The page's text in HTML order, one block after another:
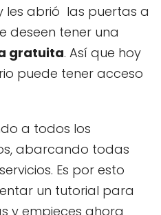
les abrió las puertas a
deseen tener una
gratuita. Así que hoy
puede tener acceso
a todos los
abarcando todas
Es por esto
un tutorial para
y empieces ahora